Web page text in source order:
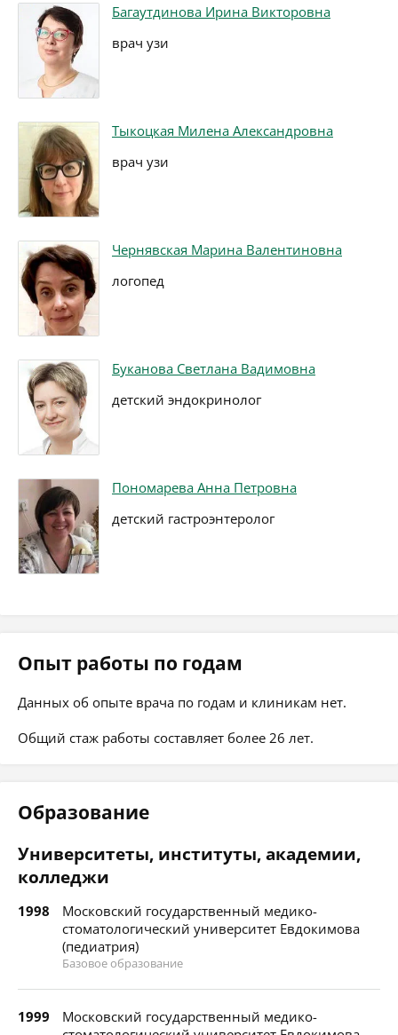
Багаутдинова Ирина Викторовна
врач узи
Тыкоцкая Милена Александровна
врач узи
Чернявская Марина Валентиновна
логопед
Буканова Светлана Вадимовна
детский эндокринолог
Пономарева Анна Петровна
детский гастроэнтеролог
Опыт работы по годам
Данных об опыте врача по годам и клиникам нет.
Общий стаж работы составляет более 26 лет.
Образование
Университеты, институты, академии,
колледжи
1998
Московский государственный медико-
стоматологический университет Евдокимова
(педиатрия)
Базовое образование
1999
Московский государственный медико-